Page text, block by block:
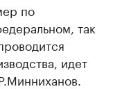
по
так
идет